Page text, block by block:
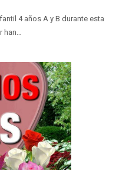
4 años A y B durante esta